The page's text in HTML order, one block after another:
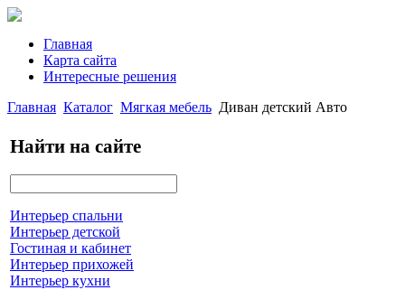
Главная
Карта сайта
Интересные решения
Главная Каталог Мягкая мебель Диван детский Авто
Найти на сайте
Интерьер спальни
Интерьер детской
Гостиная и кабинет
Интерьер прихожей
Интерьер кухни